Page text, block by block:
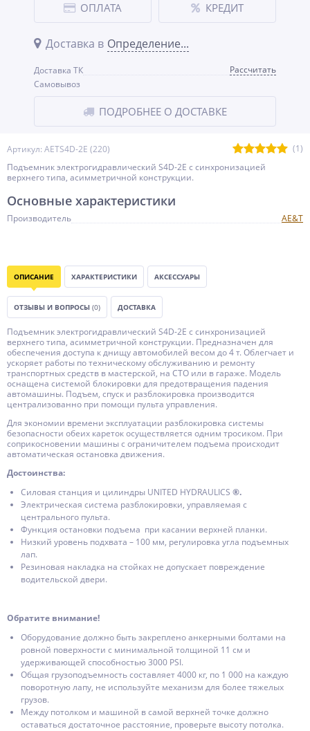
Артикул: AETS4D-2E (220)
(1)
Подъемник электрогидравлический S4D-2E с синхронизацией
верхнего типа, асимметричной конструкции.
ОПЛАТА КРЕДИТ
Доставка в Определение...
Доставка ТК
Рассчитать
Самовывоз
ПОДРОБНЕЕ О ДОСТАВКЕ
Основные характеристики
Производитель AE&T
ОПИСАНИЕ ХАРАКТЕРИСТИКИ АКСЕССУАРЫ
ОТЗЫВЫ И ВОПРОСЫ (0) ДОСТАВКА
Подъемник электрогидравлический S4D-2E с синхронизацией
верхнего типа, асимметричной конструкции. Предназначен для
обеспечения доступа к днищу автомобилей весом до 4 т. Облегчает и
ускоряет работы по техническому обслуживанию и ремонту
транспортных средств в мастерской, на СТО или в гараже. Модель
оснащена системой блокировки для предотвращения падения
автомашины. Подъем, спуск и разблокировка производится
централизованно при помощи пульта управления.
Для экономии времени эксплуатации разблокировка системы
безопасности обеих кареток осуществляется одним тросиком. При
соприкосновении машины с ограничителем подъема происходит
автоматическая остановка движения.
Достоинства:
Силовая станция и цилиндры UNITED HYDRAULICS ®.
Электрическая система разблокировки, управляемая с
центрального пульта.
Функция остановки подъема при касании верхней планки.
Низкий уровень подхвата – 100 мм, регулировка угла подъемных
лап.
Резиновая накладка на стойках не допускает повреждение
водительской двери.
Обратите внимание!
Оборудование должно быть закреплено анкерными болтами на
ровной поверхности с минимальной толщиной 11 см и
удерживающей способностью 3000 PSI.
Общая грузоподъемность составляет 4000 кг, по 1 000 на каждую
поворотную лапу, не используйте механизм для более тяжелых
грузов.
Между потолком и машиной в самой верхней точке должно
оставаться достаточное расстояние, проверьте высоту потолка.